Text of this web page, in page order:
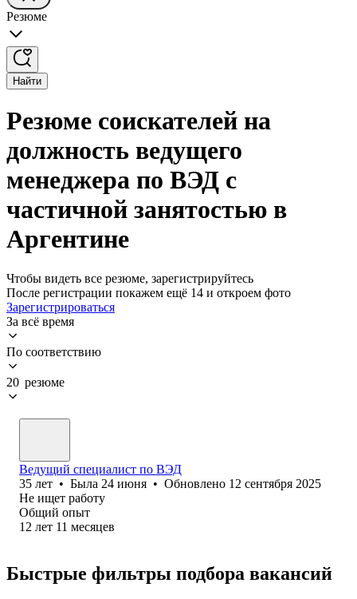
Резюме
Найти
Резюме соискателей на
должность ведущего
менеджера по ВЭД с
частичной занятостью в
Аргентине
Чтобы видеть все резюме, зарегистрируйтесь
После регистрации покажем ещё 14 и откроем фото
Зарегистрироваться
За всё время
По соответствию
20 резюме
Ведущий специалист по ВЭД
35 лет • Была 24 июня • Обновлено 12 сентября 2025
Не ищет работу
Общий опыт
12 лет 11 месяцев
Быстрые фильтры подбора вакансий